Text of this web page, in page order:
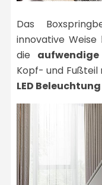
Das
innovative Weise
die
Kopf- und Fußteil
LED